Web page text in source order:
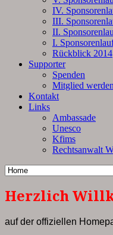
IV.
III.
II.
I.
Rückblick 2014
Supporter
Spenden
Mitglied werden
Kontakt
Links
Ambassade
Unesco
Kfims
Rechtsanwalt
Herzlich
auf der offiziellen